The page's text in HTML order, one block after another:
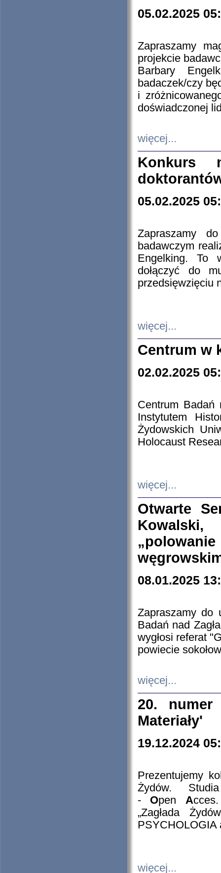
05.02.2025
Zapraszamy
projekcie
Barbary
badaczek/czy
i
doświadczonej
więcej...
Konkurs
05.02.2025
Zapraszamy
badawczym
Engelking. To
dołączyć do
przedsięwzięciu
więcej...
Centrum w
02.02.2025
Centrum Badań
Instytutem
Żydowskich
Holocaust
więcej...
Otwarte
08.01.2025
Zapraszamy do
Badań nad
wygłosi referat
powiecie
więcej...
20. numer
Materiały'
19.12.2024
Prezentujemy
Żydów.
- Open A
„Zagłada
PSYCHOLOGIA
więcej...